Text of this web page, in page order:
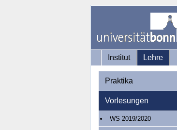
Institut Lehre
Praktika
Vorlesungen
WS 2019/2020